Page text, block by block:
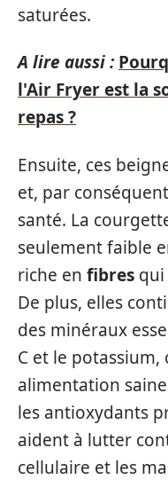
saturées.
A lire aussi :
l'Air Fryer est la
repas ?
Ensuite, ces
et, par
santé. La
seulement faible
riche en fibres
De plus, elles
des minéraux
C et le
alimentation
les antioxydants
aident à lutter
cellulaire et les